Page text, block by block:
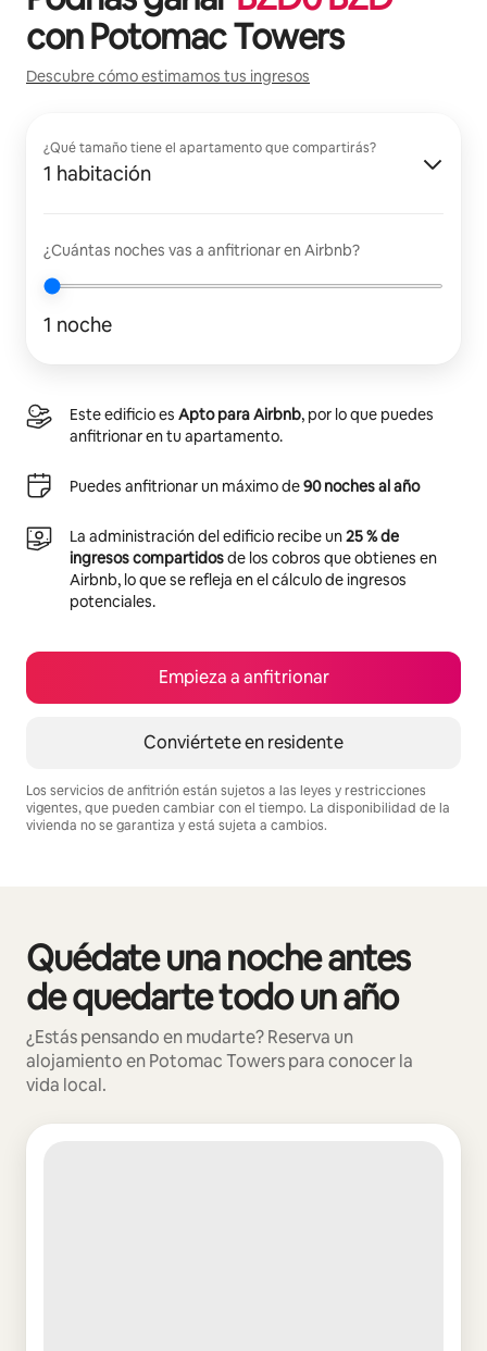
conPotomac Towers
Descubre cómo estimamos tus ingresos
¿Qué tamaño tiene el apartamento que compartirás?
1 habitación
¿Cuántas noches vas a anfitrionar en Airbnb?
1 noche
Este edificio es Apto para Airbnb, por lo que puedes
anfitrionar en tu apartamento.
Puedes anfitrionar un máximo de90 noches al año
La administración del edificio recibe un25 % de
ingresos compartidosde los cobros que obtienes en
Airbnb, lo que se refleja en el cálculo de ingresos
potenciales.
Empieza a anfitrionar
Conviértete en residente
Los servicios de anfitrión están sujetos a las leyes y restricciones
vigentes, que pueden cambiar con el tiempo. La disponibilidad de la
vivienda no se garantiza y está sujeta a cambios.
Quédate una noche antes
de quedarte todo un año
¿Estás pensando en mudarte? Reserva un
alojamiento en Potomac Towers para conocer la
vida local.
Se muestran0 de 0 elementos